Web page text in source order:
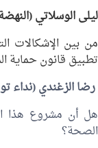
ليلى الوسلاتي
من بين الإشكالات
تطبيق قانون حماية
رضا الزغندي(نداء
هل أن مشروع هذا
الصحة؟